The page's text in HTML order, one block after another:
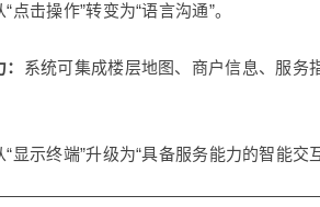
点击操作”转变为“语言沟通”。
系统可集成楼层地图、商户信息、服务
显示终端”升级为“具备服务能力的智能交互